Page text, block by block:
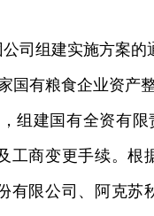
司组建实施方案的
国有粮食企业资产
组建国有全资有限
工商变更手续。根
限公司、阿克苏